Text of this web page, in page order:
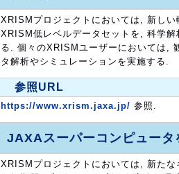
XRISMプロジェクトにおいては, 新し
XRISM低レベルデータセットを, 科学
る. 個々のXRISMユーザーにおいては,
タ解析やシミュレーションを実施する.
参照URL
https://www.xrism.jaxa.jp/ 参照.
JAXAスーパーコンピュータ
XRISMプロジェクトにおいては, 新た